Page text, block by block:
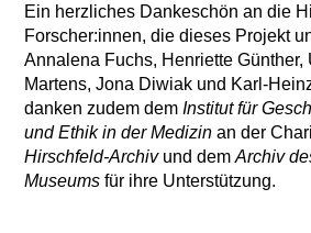
Ein herzliches Dankeschön an die
Forscher:innen, die dieses Projekt
Annalena Fuchs, Henriette
Martens, Jona Diwiak und Karl-
danken zudem dem Institut für
und Ethik in der Medizinan der
Hirschfeld-Archivund dem Archiv
Museumsfür ihre Unterstützung.